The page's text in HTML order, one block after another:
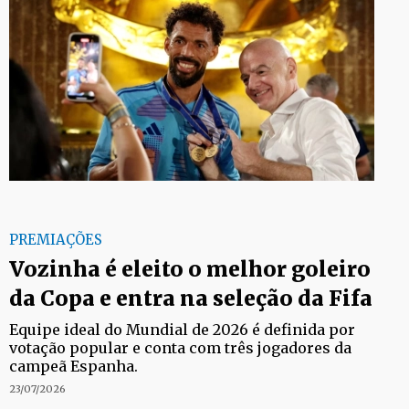
PREMIAÇÕES
Vozinha é eleito o melhor goleiro
da Copa e entra na seleção da Fifa
Equipe ideal do Mundial de 2026 é definida por
votação popular e conta com três jogadores da
campeã Espanha.
23/07/2026